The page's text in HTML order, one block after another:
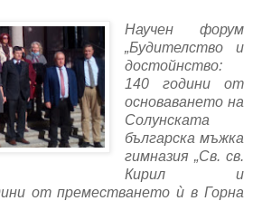
Научен форум
„Будителство и
достойнство:
140 години от
основаването на
Солунската
българска мъжка
гимназия „Св. св.
Кирил и
от преместването ѝ в Горна